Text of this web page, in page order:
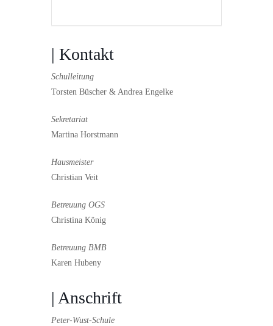
| Kontakt
Schulleitung
Torsten Büscher & Andrea Engelke
Sekretariat
Martina Horstmann
Hausmeister
Christian Veit
Betreuung OGS
Christina König
Betreuung BMB
Karen Hubeny
| Anschrift
Peter-Wust-Schule